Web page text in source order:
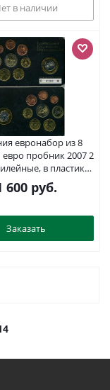
в наличии
евронабор из 8
евро пробник 2007 2
в пластике
биметалл UNC 1181-1-12
600руб.
Заказать